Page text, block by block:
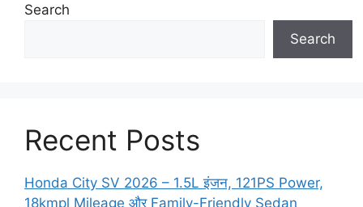
Search
Search
Recent Posts
Honda City SV 2026 – 1.5L इंजन, 121PS Power,
18kmpl Mileage और Family-Friendly Sedan